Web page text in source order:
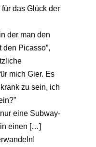
das Glück der
der man den
den Picasso”,
mich Gier. Es
zu sein, ich
eine Subway-
einen […]